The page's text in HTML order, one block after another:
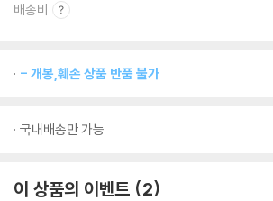
배송비
- 개봉,훼손 상품 반품 불가
국내배송만 가능
이 상품의 이벤트 2